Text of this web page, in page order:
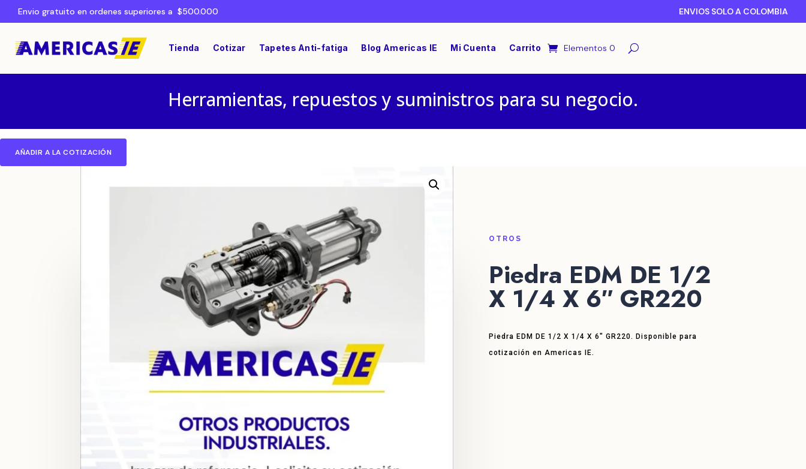
Envio gratuito en ordenes superiores a $500.000 ENVIOS SOLO A COLOMBIA
Tienda Cotizar Tapetes Anti-fatiga Blog Americas IE Mi Cuenta Carrito Elementos 0
Herramientas, repuestos y suministros para su negocio.
AÑADIR A LA COTIZACIÓN
OTROS
Piedra EDM DE 1/2
X 1/4 X 6″ GR220
Piedra EDM DE 1/2 X 1/4 X 6″ GR220. Disponible para
cotización en Americas IE.